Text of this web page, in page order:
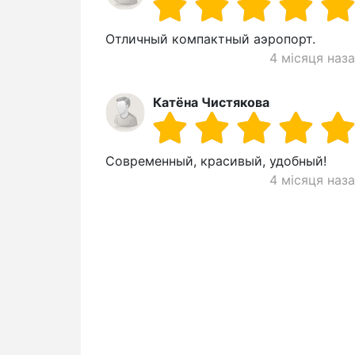
Отличный компактный аэропорт.
4 місяця
Катёна Чистякова
Современный, красивый, удобный!
4 місяця